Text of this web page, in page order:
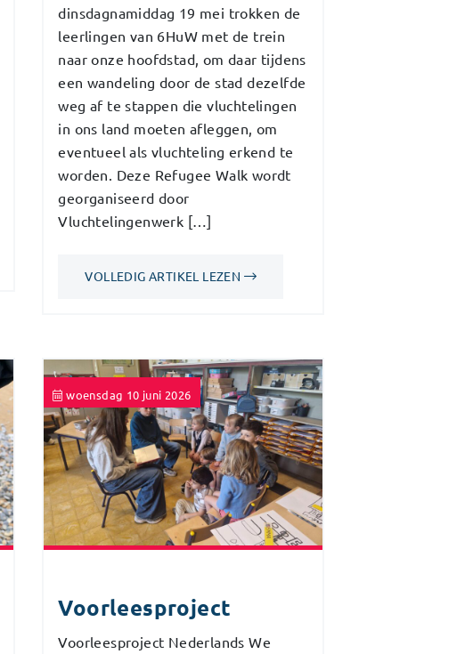
dinsdagnamiddag 19 mei trokken de
leerlingen van 6HuW met de trein
naar onze hoofdstad, om daar tijdens
een wandeling door de stad dezelfde
weg af te stappen die vluchtelingen
in ons land moeten afleggen, om
eventueel als vluchteling erkend te
worden. Deze Refugee Walk wordt
georganiseerd door
Vluchtelingenwerk […]
VOLLEDIG ARTIKEL LEZEN
woensdag 10 juni 2026
Voorleesproject
Voorleesproject Nederlands We